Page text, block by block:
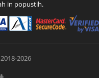
in popustih.
2026